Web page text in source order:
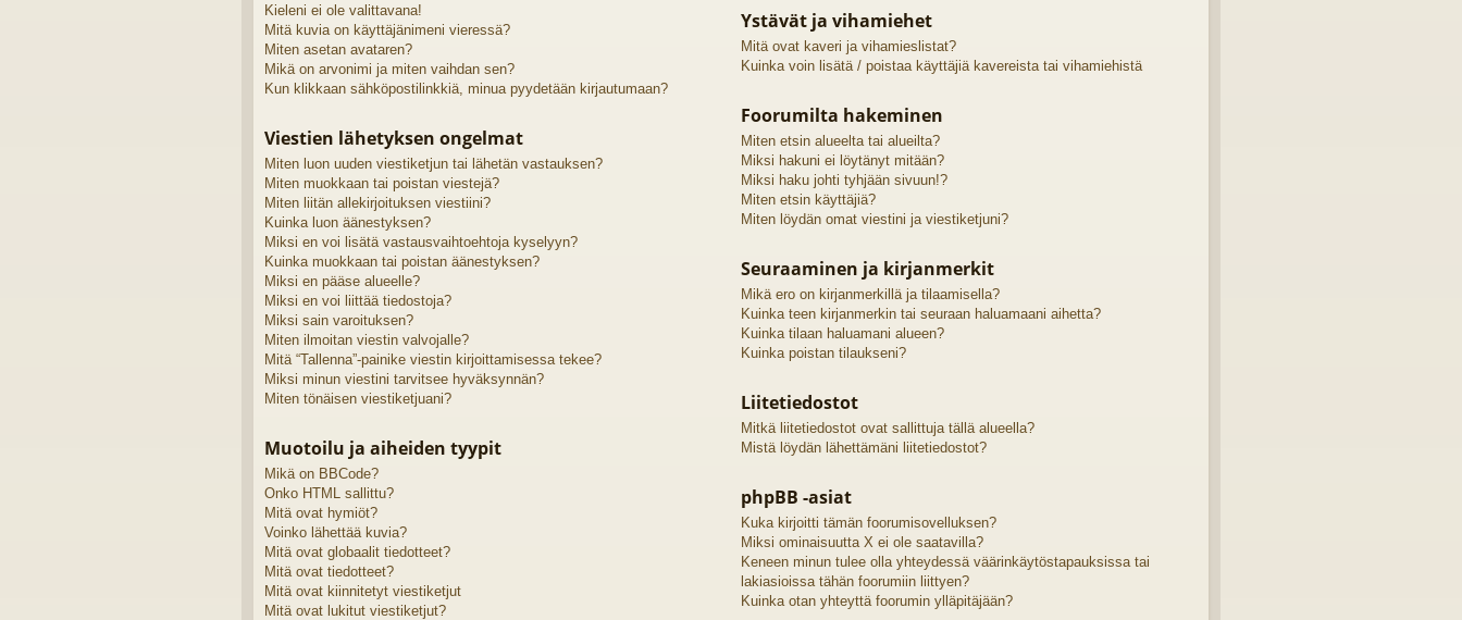
Kieleni ei ole valittavana!
Mitä kuvia on käyttäjänimeni vieressä?
Miten asetan avataren?
Mikä on arvonimi ja miten vaihdan sen?
Kun klikkaan sähköpostilinkkiä, minua pyydetään kirjautumaan?
Viestien lähetyksen ongelmat
Miten luon uuden viestiketjun tai lähetän vastauksen?
Miten muokkaan tai poistan viestejä?
Miten liitän allekirjoituksen viestiini?
Kuinka luon äänestyksen?
Miksi en voi lisätä vastausvaihtoehtoja kyselyyn?
Kuinka muokkaan tai poistan äänestyksen?
Miksi en pääse alueelle?
Miksi en voi liittää tiedostoja?
Miksi sain varoituksen?
Miten ilmoitan viestin valvojalle?
Mitä “Tallenna”-painike viestin kirjoittamisessa tekee?
Miksi minun viestini tarvitsee hyväksynnän?
Miten tönäisen viestiketjuani?
Muotoilu ja aiheiden tyypit
Mikä on BBCode?
Onko HTML sallittu?
Mitä ovat hymiöt?
Voinko lähettää kuvia?
Mitä ovat globaalit tiedotteet?
Mitä ovat tiedotteet?
Mitä ovat kiinnitetyt viestiketjut
Mitä ovat lukitut viestiketjut?
Ystävät ja vihamiehet
Mitä ovat kaveri ja vihamieslistat?
Kuinka voin lisätä / poistaa käyttäjiä kavereista tai vihamiehistä
Foorumilta hakeminen
Miten etsin alueelta tai alueilta?
Miksi hakuni ei löytänyt mitään?
Miksi haku johti tyhjään sivuun!?
Miten etsin käyttäjiä?
Miten löydän omat viestini ja viestiketjuni?
Seuraaminen ja kirjanmerkit
Mikä ero on kirjanmerkillä ja tilaamisella?
Kuinka teen kirjanmerkin tai seuraan haluamaani aihetta?
Kuinka tilaan haluamani alueen?
Kuinka poistan tilaukseni?
Liitetiedostot
Mitkä liitetiedostot ovat sallittuja tällä alueella?
Mistä löydän lähettämäni liitetiedostot?
phpBB -asiat
Kuka kirjoitti tämän foorumisovelluksen?
Miksi ominaisuutta X ei ole saatavilla?
Keneen minun tulee olla yhteydessä väärinkäytöstapauksissa tai
lakiasioissa tähän foorumiin liittyen?
Kuinka otan yhteyttä foorumin ylläpitäjään?